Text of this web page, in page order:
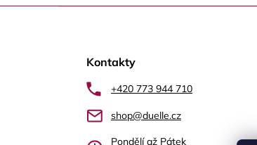
Kontakty
+420 773 944 710
shop@duelle.cz
Pondělí až Pátek